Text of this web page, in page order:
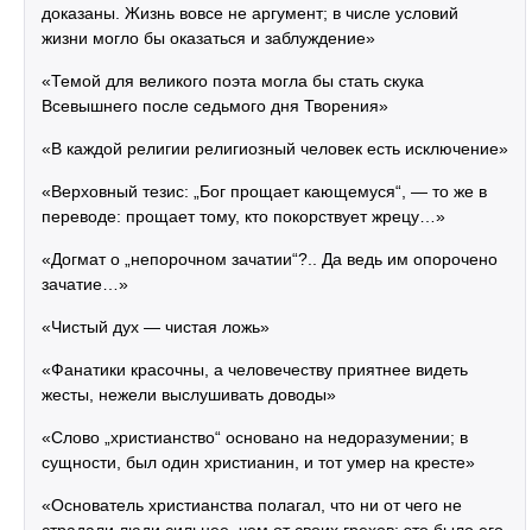
доказаны. Жизнь вовсе не аргумент; в числе условий
жизни могло бы оказаться и заблуждение»
«Темой для великого поэта могла бы стать скука
Всевышнего после седьмого дня Творения»
«В каждой религии религиозный человек есть исключение»
«Верховный тезис: „Бог прощает кающемуся“, — то же в
переводе: прощает тому, кто покорствует жрецу…»
«Догмат о „непорочном зачатии“?.. Да ведь им опорочено
зачатие…»
«Чистый дух — чистая ложь»
«Фанатики красочны, а человечеству приятнее видеть
жесты, нежели выслушивать доводы»
«Слово „христианство“ основано на недоразумении; в
сущности, был один христианин, и тот умер на кресте»
«Основатель христианства полагал, что ни от чего не